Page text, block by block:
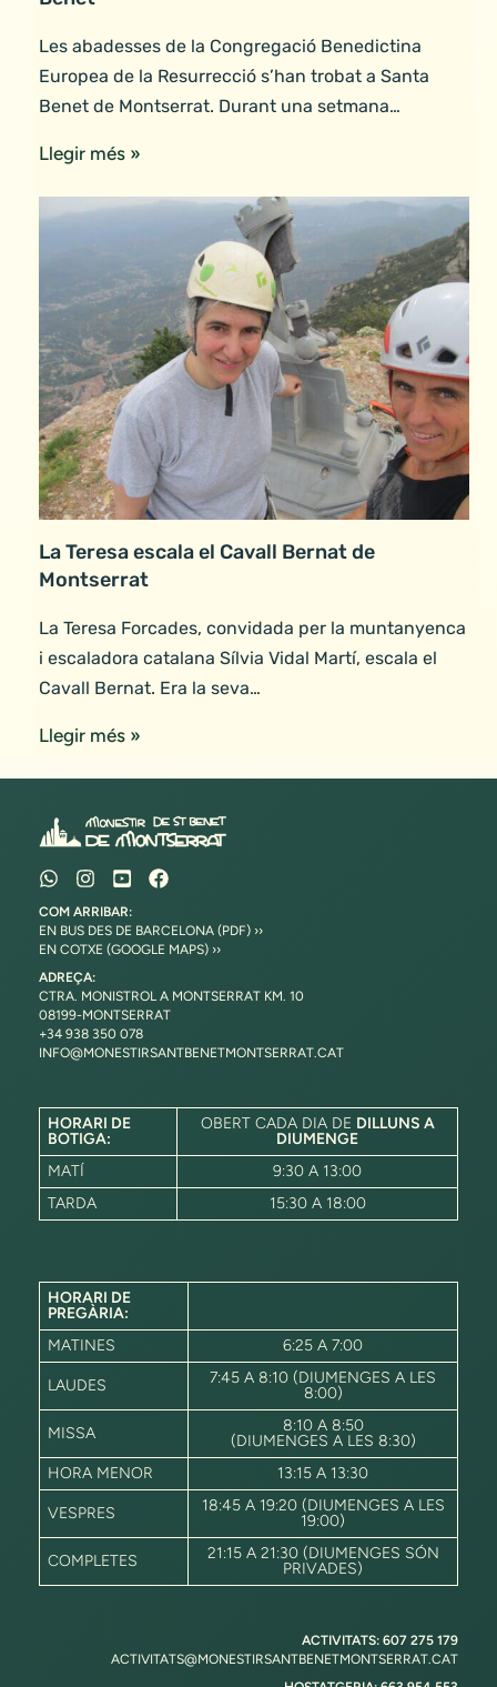
Les abadesses de la Congregació Benedictina
Europea de la Resurrecció s’han trobat a Santa
Benet de Montserrat. Durant una setmana…
Llegir més »
La Teresa escala el Cavall Bernat de
Montserrat
La Teresa Forcades, convidada per la muntanyenca
i escaladora catalana Sílvia Vidal Martí, escala el
Cavall Bernat. Era la seva…
Llegir més »
COM ARRIBAR:
EN BUS DES DE BARCELONA (PDF) ››
EN COTXE (GOOGLE MAPS) ››
ADREÇA:
CTRA. MONISTROL A MONTSERRAT KM. 10
08199-MONTSERRAT
+34 938 350 078
INFO@MONESTIRSANTBENETMONTSERRAT.CAT
HORARI DE
BOTIGA:
OBERT CADA DIA DE DILLUNS A
DIUMENGE
MATÍ
9:30 A 13:00
TARDA
15:30 A 18:00
HORARI DE
PREGÀRIA:
MATINES
6:25 A 7:00
LAUDES
7:45 A 8:10 (DIUMENGES A LES
8:00)
MISSA
8:10 A 8:50
(DIUMENGES A LES 8:30)
HORA MENOR
13:15 A 13:30
VESPRES
18:45 A 19:20 (DIUMENGES A LES
19:00)
COMPLETES
21:15 A 21:30 (DIUMENGES SÓN
PRIVADES)
ACTIVITATS: 607 275 179
ACTIVITATS@MONESTIRSANTBENETMONTSERRAT.CAT